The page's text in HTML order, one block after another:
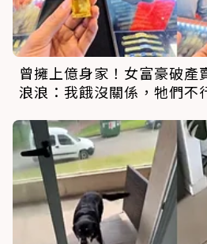
曾擁上億身家！女富豪破產
浪浪：我餓沒關係，牠們不